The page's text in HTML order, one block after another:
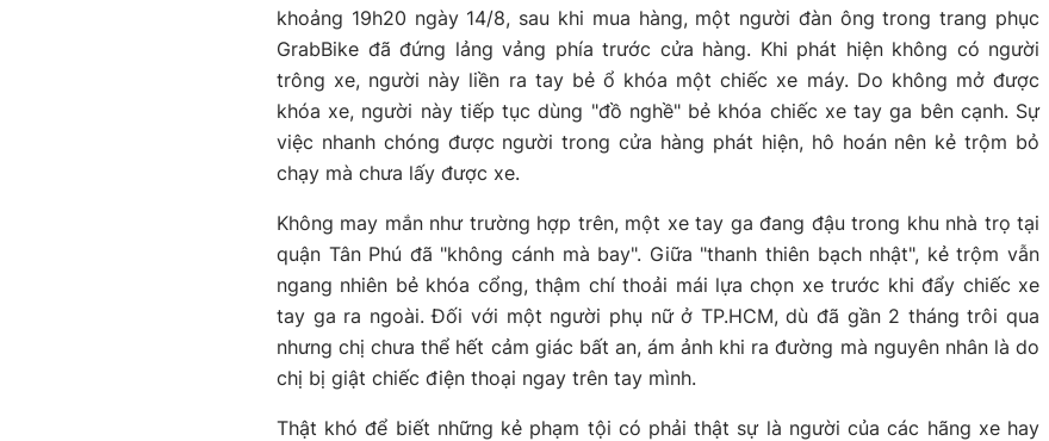
khoảng 19h20 ngày 14/8, sau khi mua hàng, một người đàn ông trong trang phục
GrabBike đã đứng lảng vảng phía trước cửa hàng. Khi phát hiện không có người
trông xe, người này liền ra tay bẻ ổ khóa một chiếc xe máy. Do không mở được
khóa xe, người này tiếp tục dùng "đồ nghề" bẻ khóa chiếc xe tay ga bên cạnh. Sự
việc nhanh chóng được người trong cửa hàng phát hiện, hô hoán nên kẻ trộm bỏ
chạy mà chưa lấy được xe.
Không may mắn như trường hợp trên, một xe tay ga đang đậu trong khu nhà trọ tại
quận Tân Phú đã "không cánh mà bay". Giữa "thanh thiên bạch nhật", kẻ trộm vẫn
ngang nhiên bẻ khóa cổng, thậm chí thoải mái lựa chọn xe trước khi đẩy chiếc xe
tay ga ra ngoài. Đối với một người phụ nữ ở TP.HCM, dù đã gần 2 tháng trôi qua
nhưng chị chưa thể hết cảm giác bất an, ám ảnh khi ra đường mà nguyên nhân là do
chị bị giật chiếc điện thoại ngay trên tay mình.
Thật khó để biết những kẻ phạm tội có phải thật sự là người của các hãng xe hay